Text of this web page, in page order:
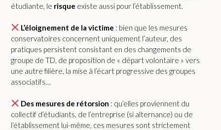
étudiante, le risque existe aussi pour l’établissement.
L’éloignement de la victime : bien que les mesures
conservatoires concernent uniquement l’auteur, des
pratiques persistent consistant en des changements de
groupe de TD, de proposition de « départ volontaire » vers
une autre filière, la mise à l’écart progressive des groupes
associatifs…
Des mesures de rétorsion : qu’elles proviennent du
collectif d’étudiants, de l’entreprise (si alternance) ou de
l’établissement lui-même, ces mesures sont strictement